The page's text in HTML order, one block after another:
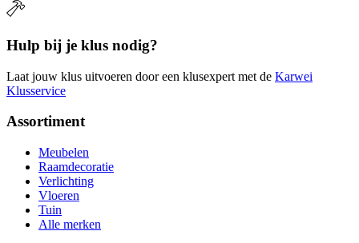
Hulp bij je klus nodig?
Laat jouw klus uitvoeren door een klusexpert met de Karwei
Klusservice
Assortiment
Meubelen
Raamdecoratie
Verlichting
Vloeren
Tuin
Alle merken